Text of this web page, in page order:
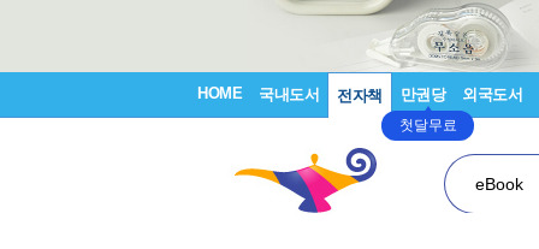
HOME 국내도서 전자책 만권당
첫달무료
외국도서
eBook